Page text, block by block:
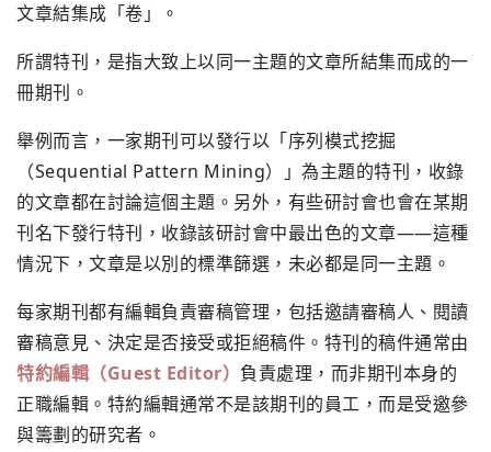
文章結集成「卷」。
所謂特刊，是指大致上以同一主題的文章所結集而成的一
冊期刊。
舉例而言，一家期刊可以發行以「序列模式挖掘
（Sequential Pattern Mining）」為主題的特刊，收錄
的文章都在討論這個主題。另外，有些研討會也會在某期
刊名下發行特刊，收錄該研討會中最出色的文章——這種
情況下，文章是以別的標準篩選，未必都是同一主題。
每家期刊都有編輯負責審稿管理，包括邀請審稿人、閱讀
審稿意見、決定是否接受或拒絕稿件。特刊的稿件通常由
特約編輯（Guest Editor） 負責處理，而非期刊本身的
正職編輯。特約編輯通常不是該期刊的員工，而是受邀參
與籌劃的研究者。